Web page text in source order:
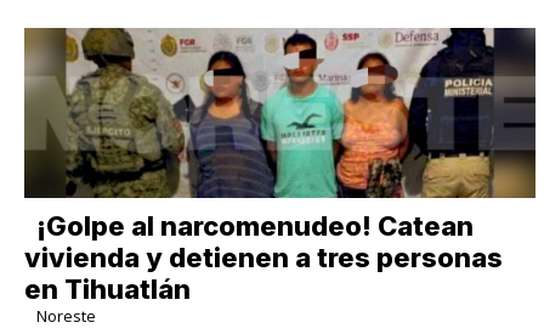
¡Golpe al narcomenudeo! Catean
vivienda y detienen a tres personas
en Tihuatlán
Noreste